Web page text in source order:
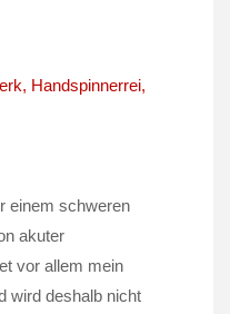
Handspinnerrei,
einem schweren
akuter
vor allem mein
wird deshalb nicht